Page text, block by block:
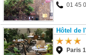
01 45
Hôtel de
Paris